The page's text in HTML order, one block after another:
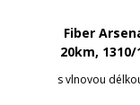
Fiber
20km, 1310/
s vlnovou